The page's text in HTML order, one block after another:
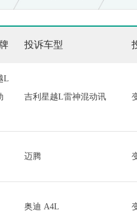
投诉车型
L
吉利星越L雷神混动讯
迈腾
奥迪 A4L